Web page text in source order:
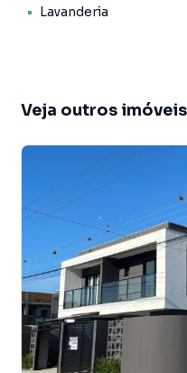
> Para mais informações,
O valor do imóvel poderá
prévio.
De acordo com a Lei nº
imagens aqui contidas,
e que a aquisição de
responsabilidade do
Sobrado para Venda em
Pereque, em Porto Belo.
ou deseja mais
Belo? Entre em contato
(47) 99709-2710.
Lavanderia
Veja outros